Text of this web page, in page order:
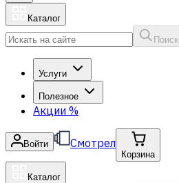
Каталог
Поиск
Услуги
Полезное
Акции %
Войти Смотрел
Корзина
Каталог